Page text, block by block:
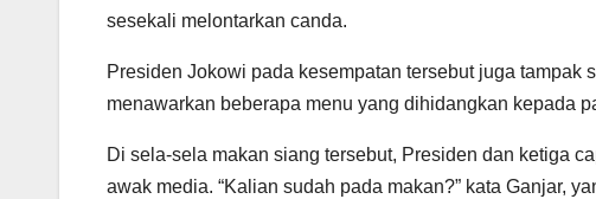
sesekali melontarkan canda.
Presiden Jokowi pada kesempatan tersebut juga tampak
menawarkan beberapa menu yang dihidangkan kepada
Di sela-sela makan siang tersebut, Presiden dan ketiga
awak media. “Kalian sudah pada makan?” kata Ganjar,